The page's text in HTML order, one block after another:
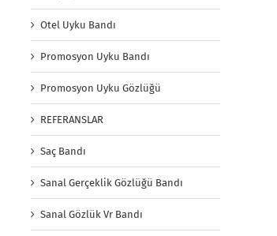
Otel Uyku Bandı
Promosyon Uyku Bandı
Promosyon Uyku Gözlüğü
REFERANSLAR
Saç Bandı
Sanal Gerçeklik Gözlüğü Bandı
Sanal Gözlük Vr Bandı